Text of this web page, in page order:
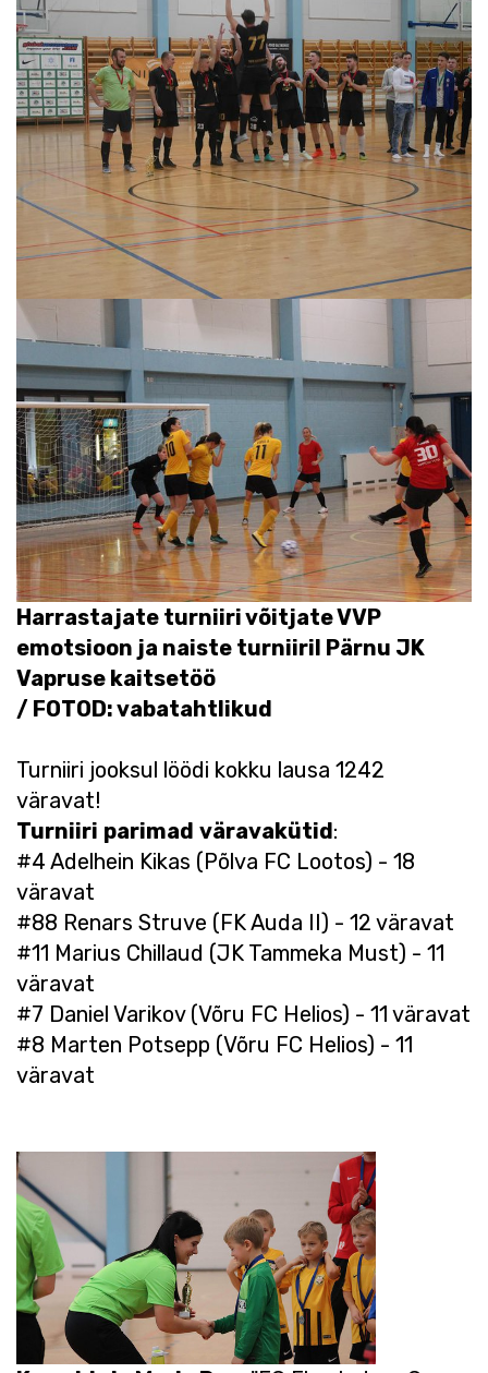
Harrastajate turniiri võitjate VVP
emotsioon ja naiste turniiril Pärnu JK
Vapruse kaitsetöö
/ FOTOD: vabatahtlikud
Turniiri jooksul löödi kokku lausa 1242
väravat!
Turniiri parimad väravakütid:
#4 Adelhein Kikas (Põlva FC Lootos) - 18
väravat
#88 Renars Struve (FK Auda II) - 12 väravat
#11 Marius Chillaud (JK Tammeka Must) - 11
väravat
#7 Daniel Varikov (Võru FC Helios) - 11 väravat
#8 Marten Potsepp (Võru FC Helios) - 11
väravat